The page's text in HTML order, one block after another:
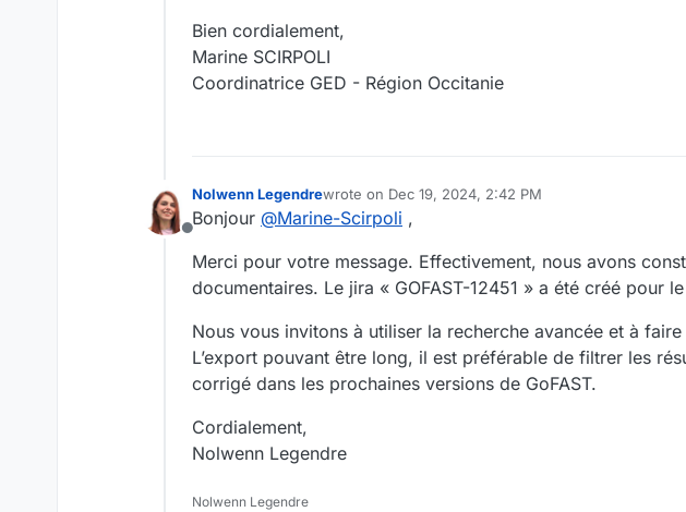
Bien cordialement,
Marine SCIRPOLI
Coordinatrice GED - Région Occitanie
Offline
Nolwenn Legendrewrote on Dec 19, 2024, 2:42 PM
last edited by
Bonjour @Marine-Scirpoli ,
Merci pour votre message. Effectivement, nous avons
documentaires. Le jira « GOFAST-12451 » a été créé pour
Nous vous invitons à utiliser la recherche avancée et à
L’export pouvant être long, il est préférable de filtrer les
corrigé dans les prochaines versions de GoFAST.
Cordialement,
Nolwenn Legendre
Nolwenn Legendre